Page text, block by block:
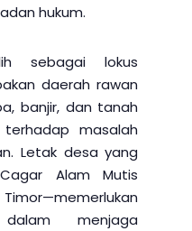
hukum.
sebagai lokus
daerah rawan
banjir, dan tanah
masalah
Letak desa yang
Alam Mutis
menjaga